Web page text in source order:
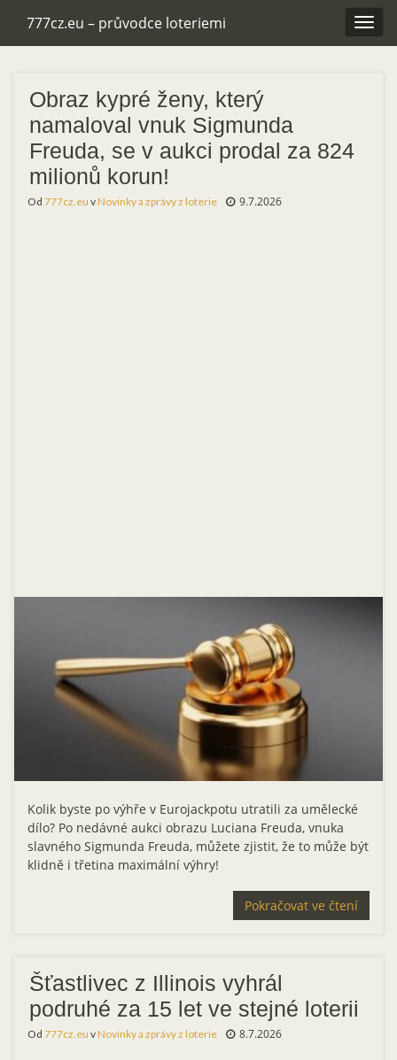
777cz.eu – průvodce loteriemi
Obraz kypré ženy, který
namaloval vnuk Sigmunda
Freuda, se v aukci prodal za 824
milionů korun!
Od 777cz.eu vNovinky a zprávy z loterie 9.7.2026
Kolik byste po výhře v Eurojackpotu utratili za umělecké
dílo? Po nedávné aukci obrazu Luciana Freuda, vnuka
slavného Sigmunda Freuda, můžete zjistit, že to může být
klidně i třetina maximální výhry!
Pokračovat ve čtení
Šťastlivec z Illinois vyhrál
podruhé za 15 let ve stejné loterii
Od 777cz.eu vNovinky a zprávy z loterie 8.7.2026